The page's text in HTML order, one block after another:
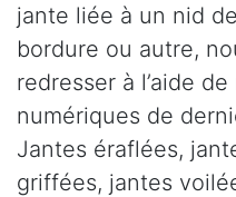
jante liée à un nid
bordure ou autre,
redresser à l’aide
numériques de
Jantes éraflées,
griffées, jantes